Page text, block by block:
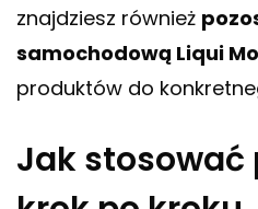
znajdziesz również
samochodową Liqui
produktów do
Jak stosować